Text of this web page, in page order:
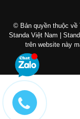
© Bản quyền thuộc về
Standa Việt Nam |
trên website này